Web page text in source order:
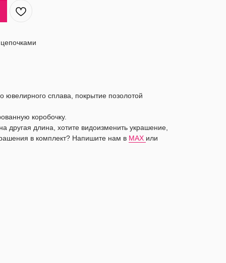
ювелирного сплава, покрытие позолотой
коробочку.
другая длина, хотите видоизменить украшение,
в комплект? Напишите нам в MAX или